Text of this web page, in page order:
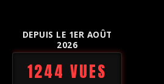
DEPUIS LE 1ER AOÛT
2026
1244 VUES